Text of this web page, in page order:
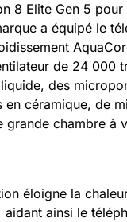
8 Elite Gen 5 pour
a équipé le
de 24 000
des
en céramique, de
grande chambre à
éloigne la
ainsi le